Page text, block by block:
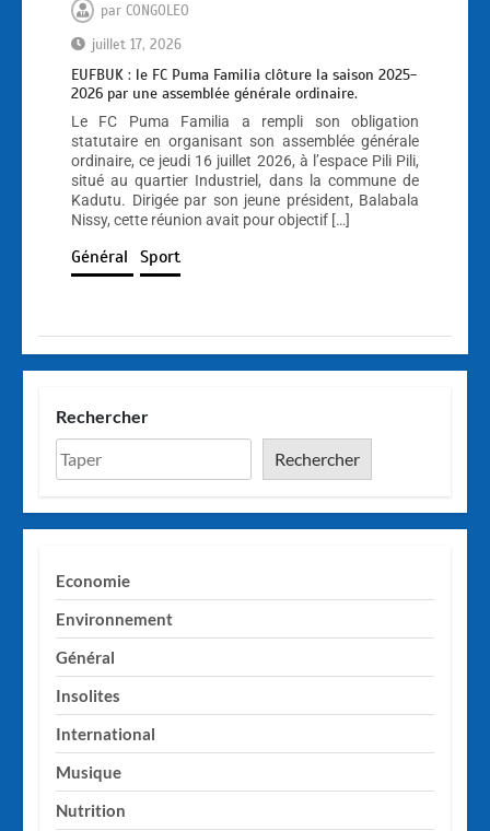
par CONGOLEO
juillet 17, 2026
EUFBUK : le FC Puma Familia clôture la saison 2025-
2026 par une assemblée générale ordinaire.
Le FC Puma Familia a rempli son obligation
statutaire en organisant son assemblée générale
ordinaire, ce jeudi 16 juillet 2026, à l’espace Pili Pili,
situé au quartier Industriel, dans la commune de
Kadutu. Dirigée par son jeune président, Balabala
Nissy, cette réunion avait pour objectif […]
Général Sport
Rechercher
Rechercher
Economie
Environnement
Général
Insolites
International
Musique
Nutrition